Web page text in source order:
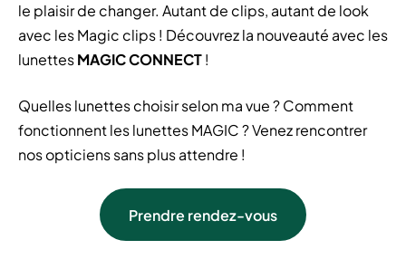
le plaisir de changer. Autant de clips, autant de look
avec les Magic clips ! Découvrez la nouveauté avec les
lunettesMAGIC CONNECT!
Quelles lunettes choisir selon ma vue ? Comment
fonctionnent les lunettes MAGIC ? Venez rencontrer
nos opticiens sans plus attendre !
Prendre rendez-vous